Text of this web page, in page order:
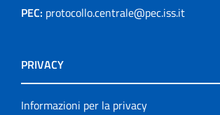
PEC: protocollo.centrale@pec.iss.it
PRIVACY
Informazioni per la privacy